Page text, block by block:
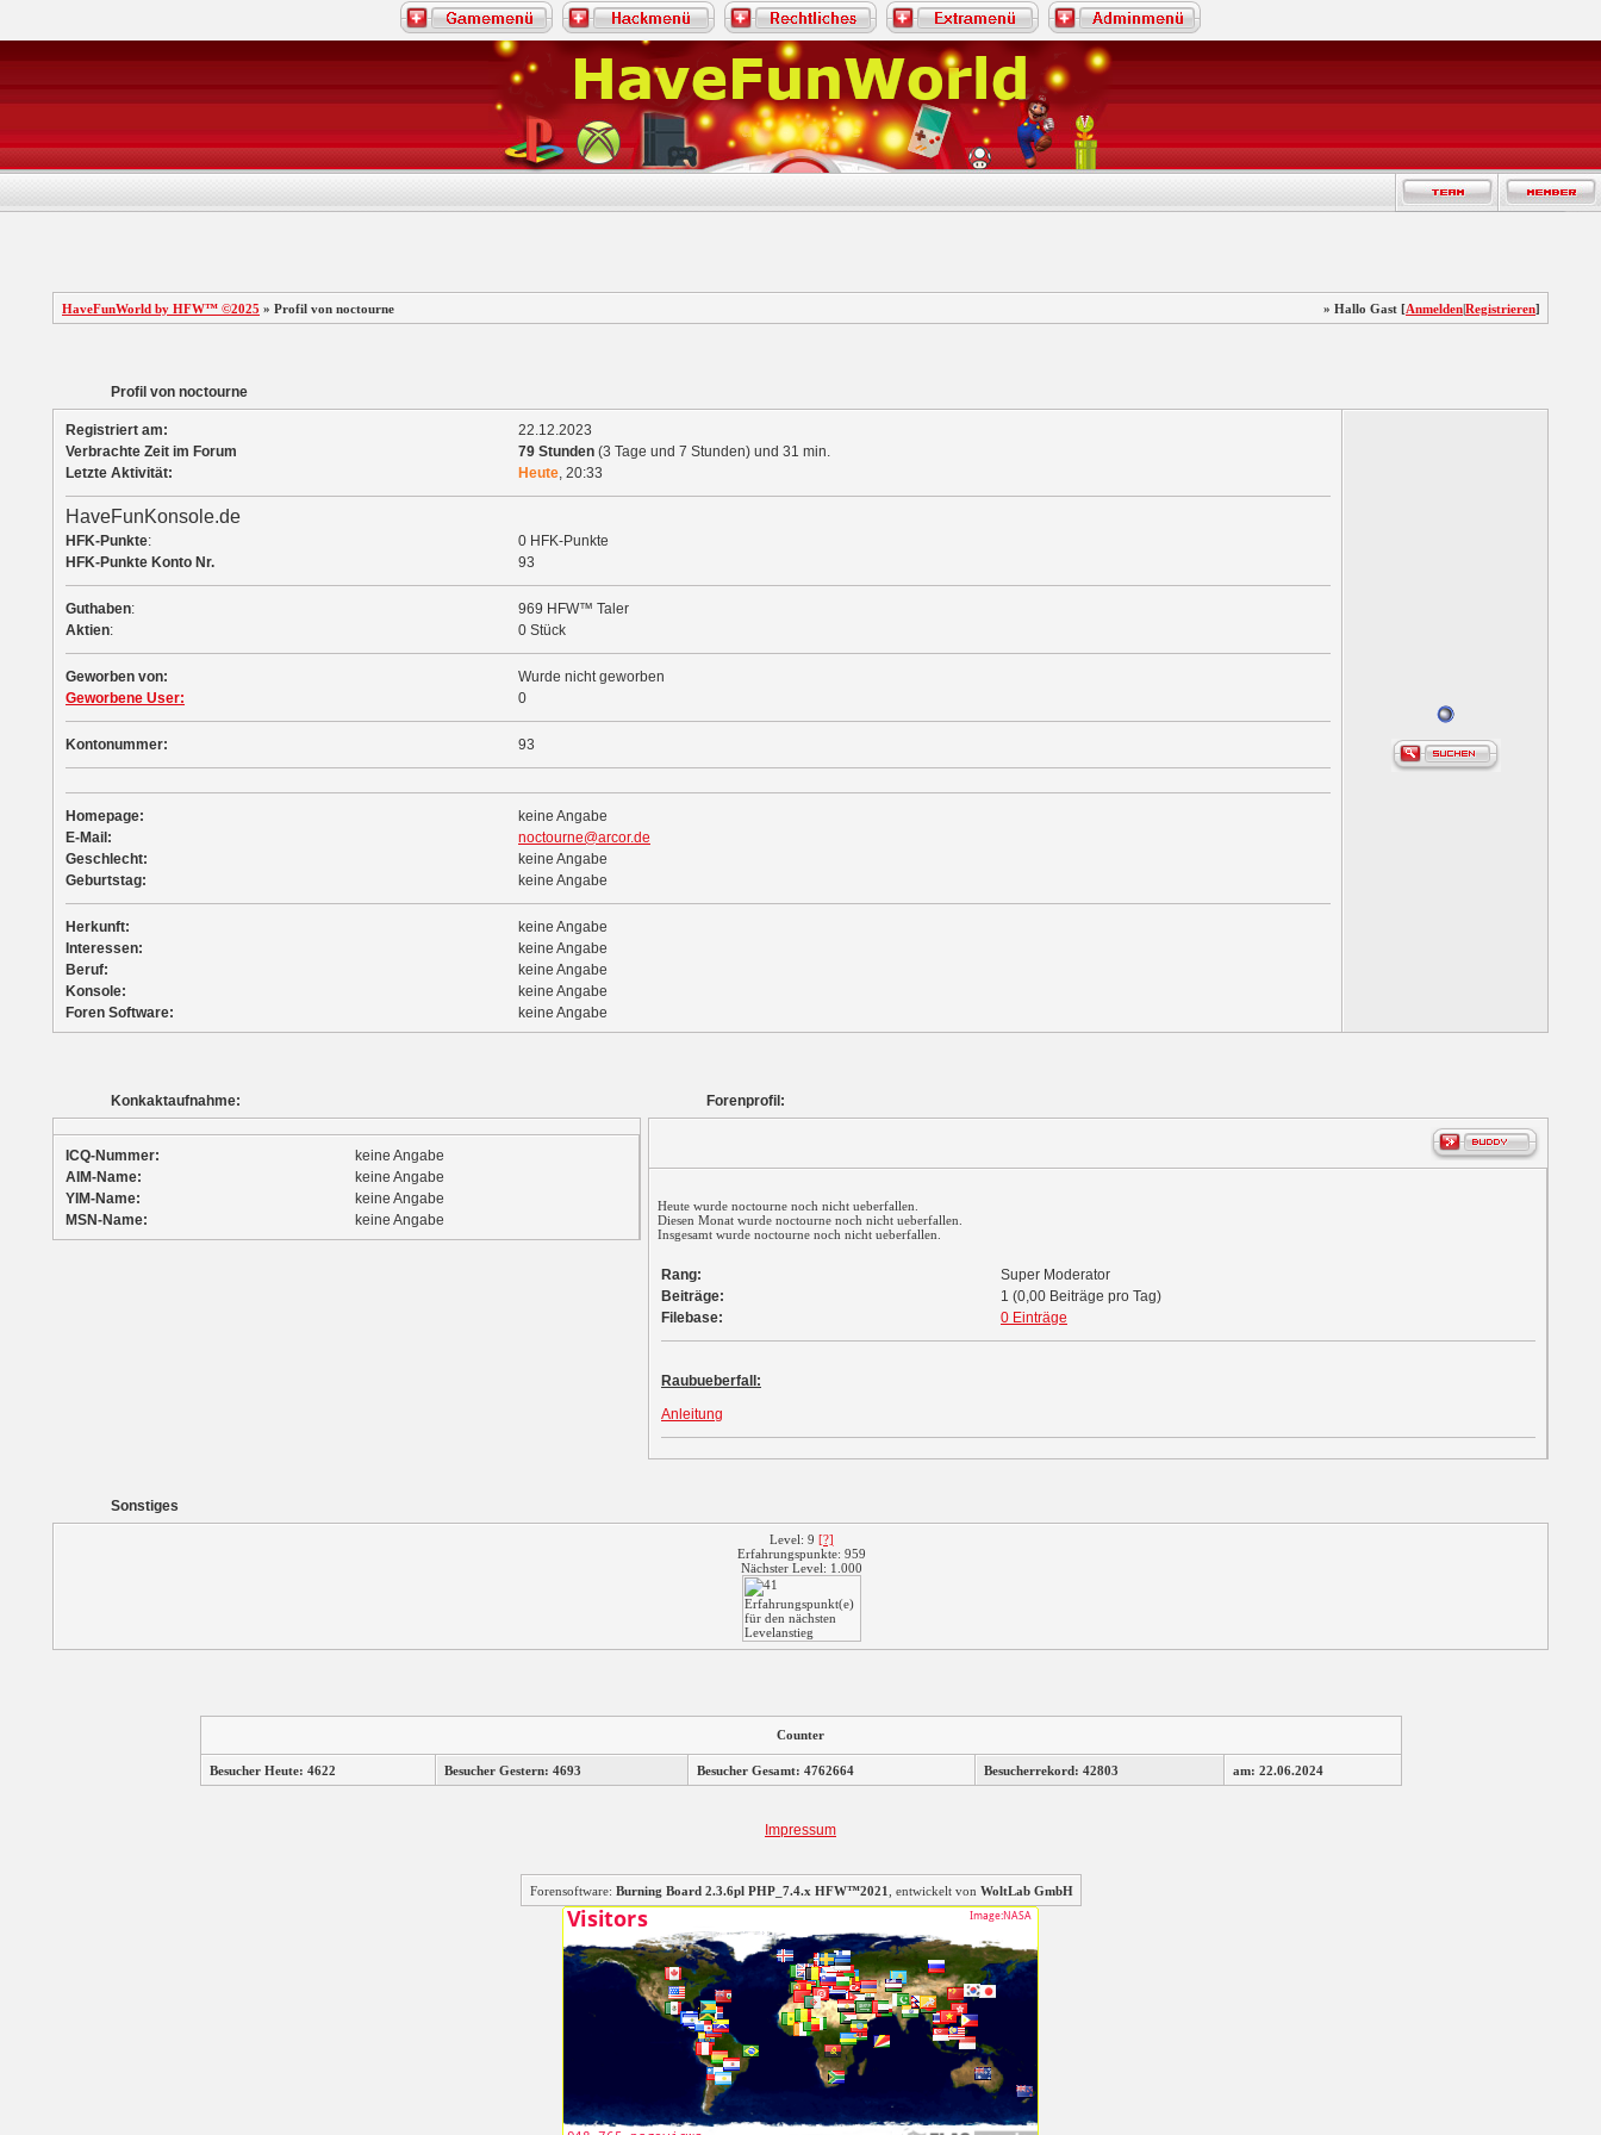
HaveFunWorld by HFW™ ©2025 » Profil von noctourne » Hallo Gast [Anmelden|Registrieren]
Profil von noctourne
Registriert am:
22.12.2023
Verbrachte Zeit im Forum
79 Stunden (3 Tage und 7 Stunden) und 31 min.
Letzte Aktivität:
Heute, 20:33
HaveFunKonsole.de
HFK-Punkte:
0 HFK-Punkte
HFK-Punkte Konto Nr.
93
Guthaben:
969 HFW™ Taler
Aktien: 0 Stück
Geworben von:
Wurde nicht geworben
Geworbene User:
0
Kontonummer: 93
Homepage:
keine Angabe
E-Mail:
noctourne@arcor.de
Geschlecht:
keine Angabe
Geburtstag:
keine Angabe
Herkunft:
keine Angabe
Interessen:
keine Angabe
Beruf:
keine Angabe
Konsole:
keine Angabe
Foren Software:
keine Angabe
Konkaktaufnahme:
ICQ-Nummer:
keine Angabe
AIM-Name:
keine Angabe
YIM-Name:
keine Angabe
MSN-Name:
keine Angabe
Forenprofil:
Heute wurde noctourne noch nicht ueberfallen.
Diesen Monat wurde noctourne noch nicht ueberfallen.
Insgesamt wurde noctourne noch nicht ueberfallen.
Rang:
Super Moderator
Beiträge:
1 (0,00 Beiträge pro Tag)
Filebase:
0 Einträge
Raubueberfall:
Anleitung
Sonstiges
Level: 9 [?]
Erfahrungspunkte: 959
Nächster Level: 1.000
Counter
Besucher Heute: 4622 Besucher Gestern: 4693 Besucher Gesamt: 4762664 Besucherrekord: 42803 am: 22.06.2024
Impressum
Forensoftware: Burning Board 2.3.6pl PHP_7.4.x HFW™2021 , entwickelt von WoltLab GmbH